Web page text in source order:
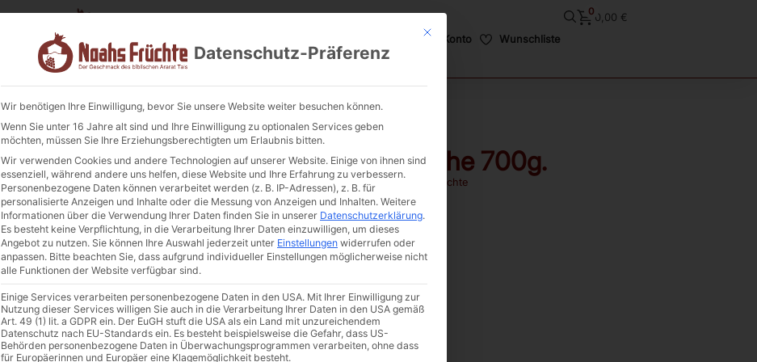
Mein Konto Wunschliste
00,00 €
Getrocknete Pfirsiche 700g.
Art. Nr.: GTR-12 Kategorie Getrocknete Früchte
17,00€ inkl. MwSt.
Enthält 7% MwSt. 7 % DE
(24,29€/ 1 kg)
Lieferzeit: ca. 1-3 Werktage
Vorrätig
Mit diesem Button wird der Dialog geschlossen. Seine Funktionalität ist
Datenschutz-Präferenz
Wir benötigen Ihre Einwilligung, bevor Sie unsere Website weiter besuchen können.
Wenn Sie unter 16 Jahre alt sind und Ihre Einwilligung zu optionalen Services geben
möchten, müssen Sie Ihre Erziehungsberechtigten um Erlaubnis bitten.
Wir verwenden Cookies und andere Technologien auf unserer Website. Einige von ihnen sind
essenziell, während andere uns helfen, diese Website und Ihre Erfahrung zu verbessern.
Personenbezogene Daten können verarbeitet werden (z. B. IP-Adressen), z. B. für
personalisierte Anzeigen und Inhalte oder die Messung von Anzeigen und Inhalten. Weitere
Informationen über die Verwendung Ihrer Daten finden Sie in unserer Datenschutzerklärung.
Es besteht keine Verpflichtung, in die Verarbeitung Ihrer Daten einzuwilligen, um dieses
Angebot zu nutzen. Sie können Ihre Auswahl jederzeit unter Einstellungen widerrufen oder
anpassen. Bitte beachten Sie, dass aufgrund individueller Einstellungen möglicherweise nicht
alle Funktionen der Website verfügbar sind.
Einige Services verarbeiten personenbezogene Daten in den USA. Mit Ihrer Einwilligung zur
Nutzung dieser Services willigen Sie auch in die Verarbeitung Ihrer Daten in den USA gemäß
Art. 49 (1) lit. a GDPR ein. Der EuGH stuft die USA als ein Land mit unzureichendem
Datenschutz nach EU-Standards ein. Es besteht beispielsweise die Gefahr, dass US-
Behörden personenbezogene Daten in Überwachungsprogrammen verarbeiten, ohne dass
für Europäerinnen und Europäer eine Klagemöglichkeit besteht.